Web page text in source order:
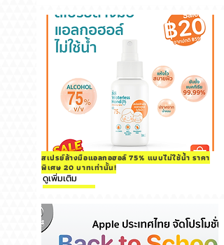
สเปรย์ล้างมือแอลกอฮอล์ 75% แบบไม่ใช้น้ำ ราคา
พิเศษ 20 บาทเท่านั้น!
ดูเพิ่มเติม